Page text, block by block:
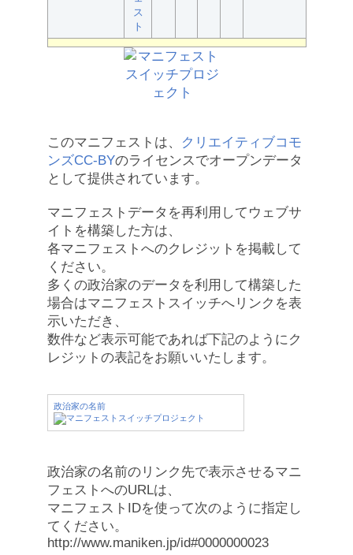
ス
ト
このマニフェストは、
クリエイティブコモ
ンズCC-BYのライセンスでオープンデータ
として提供されています。
マニフェストデータを再利用してウェブサ
イトを構築した方は、
各マニフェストへのクレジットを掲載して
ください。
多くの政治家のデータを利用して構築した
場合はマニフェストスイッチへリンクを表
示いただき、
数件など表示可能であれば下記のようにク
レジットの表記をお願いいたします。
政治家の名前
政治家の名前のリンク先で表示させるマニ
フェストへのURLは、
マニフェストIDを使って次のように指定し
てください。
http://www.maniken.jp/id#0000000023